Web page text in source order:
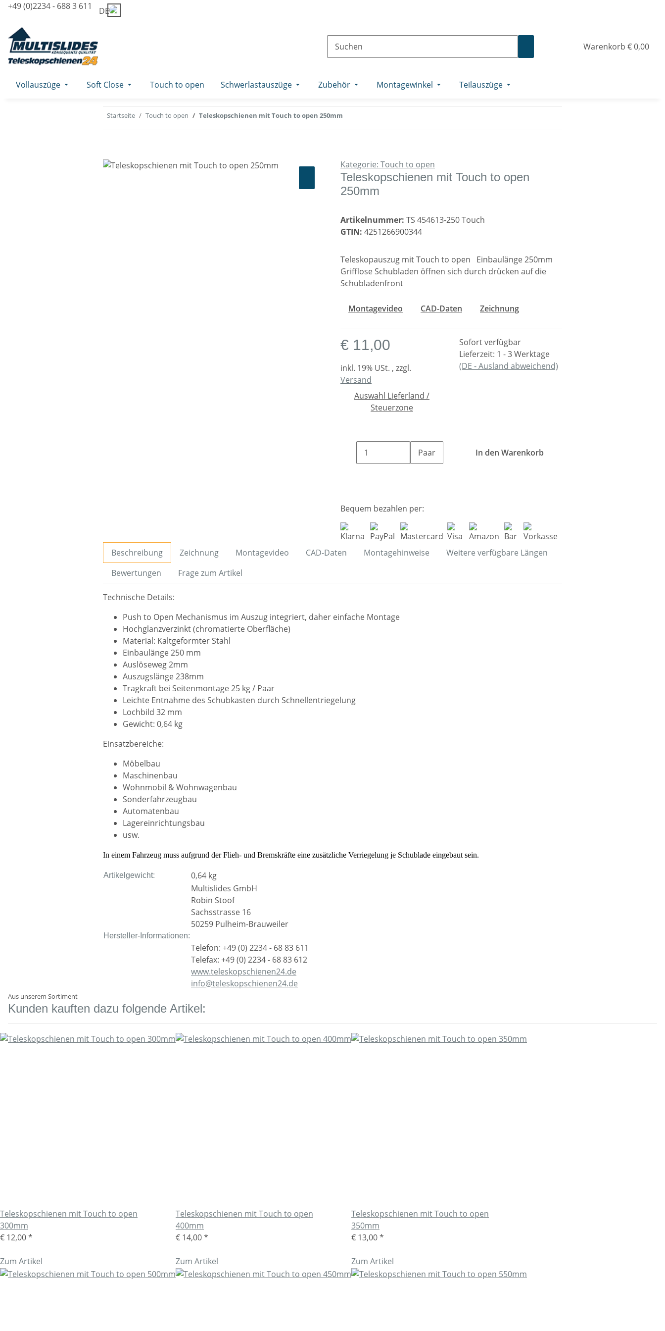
+49 (0)2234 - 688 3 611 DE
Warenkorb € 0,00
Vollauszüge Soft Close Touch to open Schwerlastauszüge Zubehör Montagewinkel Teilauszüge
Startseite Touch to open Teleskopschienen mit Touch to open 250mm
Kategorie: Touch to open
Teleskopschienen mit Touch to open
250mm
Artikelnummer: TS 454613-250 Touch
GTIN: 4251266900344
Teleskopauszug mit Touch to open Einbaulänge 250mm
Grifflose Schubladen öffnen sich durch drücken auf die
Schubladenfront
Montagevideo CAD-Daten Zeichnung
€ 11,00
inkl. 19% USt. , zzgl.
Versand
Auswahl Lieferland /
Steuerzone
Sofort verfügbar
Lieferzeit: 1 - 3 Werktage
(DE - Ausland abweichend)
Paar In den Warenkorb
Bequem bezahlen per:
Beschreibung Zeichnung Montagevideo CAD-Daten Montagehinweise
Weitere verfügbare Längen
Bewertungen
Frage zum Artikel
Technische Details:
Push to Open Mechanismus im Auszug integriert, daher einfache Montage
Hochglanzverzinkt (chromatierte Oberfläche)
Material: Kaltgeformter Stahl
Einbaulänge 250 mm
Auslöseweg 2mm
Auszugslänge 238mm
Tragkraft bei Seitenmontage 25 kg / Paar
Leichte Entnahme des Schubkasten durch Schnellentriegelung
Lochbild 32 mm
Gewicht: 0,64 kg
Einsatzbereiche:
Möbelbau
Maschinenbau
Wohnmobil & Wohnwagenbau
Sonderfahrzeugbau
Automatenbau
Lagereinrichtungsbau
usw.
In einem Fahrzeug muss aufgrund der Flieh- und Bremskräfte eine zusätzliche Verriegelung je Schublade eingebaut sein.
Artikelgewicht: 0,64 kg
Hersteller-Informationen:
Multislides GmbH
Robin Stoof
Sachsstrasse 16
50259 Pulheim-Brauweiler
Telefon: +49 (0) 2234 - 68 83 611
Telefax: +49 (0) 2234 - 68 83 612
www.teleskopschienen24.de
info@teleskopschienen24.de
Aus unserem Sortiment
Kunden kauften dazu folgende Artikel:
Teleskopschienen mit Touch to open
300mm
€ 12,00*
Zum Artikel
Teleskopschienen mit Touch to open
400mm
€ 14,00*
Zum Artikel
Teleskopschienen mit Touch to open
350mm
€ 13,00*
Zum Artikel